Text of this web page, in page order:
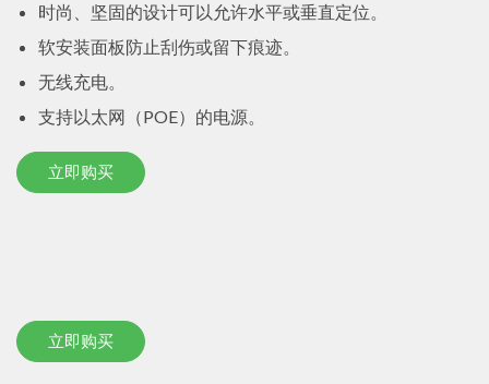
时尚、坚固的设计可以允许水平或垂直定位。
软安装面板防止刮伤或留下痕迹。
无线充电。
支持以太网（POE）的电源。
立即购买
立即购买